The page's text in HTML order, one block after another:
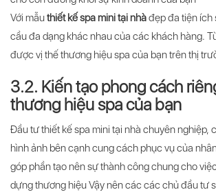
Với mẫuthiết kế spa mini tại nhàđẹp đa tiện ích
cầu đa dạng khác nhau của các khách hàng.
được vị thế thương hiệu spa của bạn trên thị
3.2. Kiến tạo phong cách
thương hiệu spa của bạn
Đầu tư thiết kế spa mini tại nhà chuyên nghiệp,
hình ảnh bên cạnh cung cách phục vụ của
góp phần tạo nên sự thành công chung cho
dựng thương hiệu Vậy nên các các chủ đầu tư